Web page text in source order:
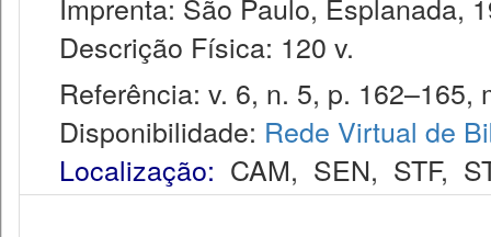
Descrição Física: 120 v.
Referência: v. 6, n. 5, p. 162–165,
Disponibilidade: Rede Virtual de
Localização: CAM, SEN, STF,